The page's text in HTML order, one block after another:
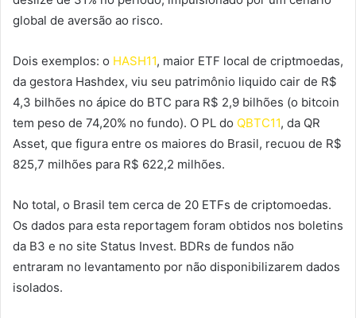
global de aversão ao risco.
Dois exemplos: o HASH11, maior ETF local de criptmoedas,
da gestora Hashdex, viu seu patrimônio liquido cair de R$
4,3 bilhões no ápice do BTC para R$ 2,9 bilhões (o bitcoin
tem peso de 74,20% no fundo). O PL do QBTC11, da QR
Asset, que figura entre os maiores do Brasil, recuou de R$
825,7 milhões para R$ 622,2 milhões.
No total, o Brasil tem cerca de 20 ETFs de criptomoedas.
Os dados para esta reportagem foram obtidos nos boletins
da B3 e no site Status Invest. BDRs de fundos não
entraram no levantamento por não disponibilizarem dados
isolados.